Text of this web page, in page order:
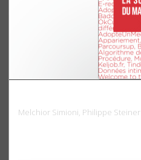
Melchior Simioni, Philippe Steiner